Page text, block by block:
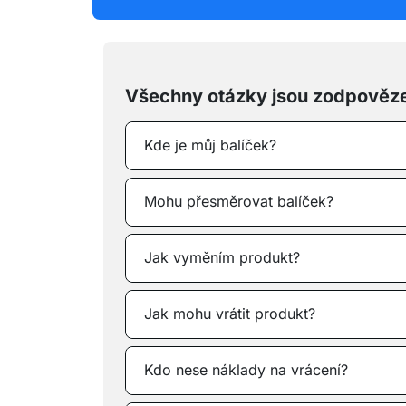
Všechny otázky jsou
Kde je můj balíček?
Mohu přesměrovat balíček?
Jak vyměním produkt?
Jak mohu vrátit produkt?
Kdo nese náklady na vrácení?